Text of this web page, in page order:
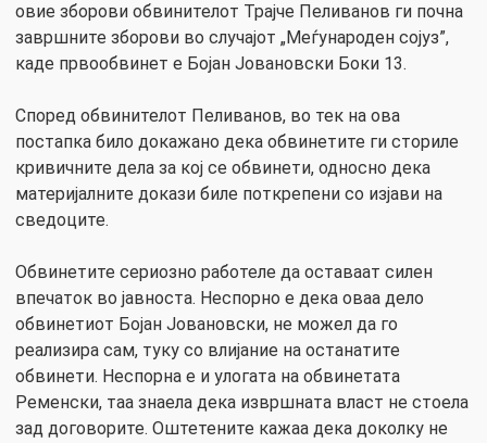
овие зборови обвинителот Трајче Пеливанов ги почна
завршните зборови во случајот „Меѓународен сојуз”,
каде првообвинет е Бојан Јовановски Боки 13.
Според обвинителот Пеливанов, во тек на ова
постапка било докажано дека обвинетите ги сториле
кривичните дела за кој се обвинети, односно дека
материјалните докази биле поткрепени со изјави на
сведоците.
Обвинетите сериозно работеле да оставаат силен
впечаток во јавноста. Неспорно е дека оваа дело
обвинетиот Бојан Јовановски, не можел да го
реализира сам, туку со влијание на останатите
обвинети. Неспорна е и улогата на обвинетата
Ременски, таа знаела дека извршната власт не стоела
зад договорите. Оштетените кажаа дека доколку не